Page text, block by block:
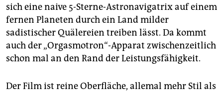
sich eine naive 5-Sterne-Astronavigatrix auf einem
fernen Planeten durch ein Land milder
sadistischer Quälereien treiben lässt. Da kommt
auch der „Orgasmotron“-Apparat zwischenzeitlich
schon mal an den Rand der Leistungsfähigkeit.
Der Film ist reine Oberfläche, allemal mehr Stil als